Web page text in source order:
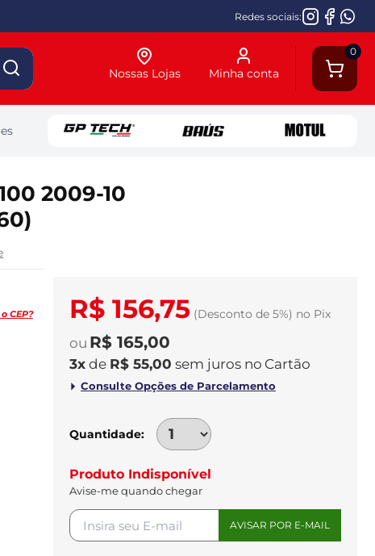
Redes sociais:
0
Minha conta
Nossas Lojas
2009-10
CEP? R$ 156,75 (Desconto de 5%) no Pix
R$ 165,00
3x de R$ 55,00 sem juros no
Quantidade
Produto Indisponível
Avise-me quando chegar